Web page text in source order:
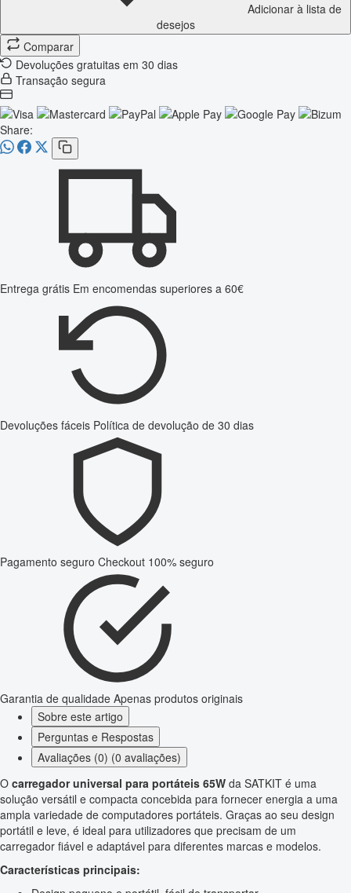
Adicionar à lista de
desejos
Comparar
Devoluções gratuitas em 30 dias
Transação segura
Share:
Entrega grátis Em encomendas superiores a 60€
Devoluções fáceis Política de devolução de 30 dias
Pagamento seguro Checkout 100% seguro
Garantia de qualidade Apenas produtos originais
Sobre este artigo
Perguntas e Respostas
Avaliações (0) (0 avaliações)
O carregador universal para portáteis 65W da SATKIT é uma
solução versátil e compacta concebida para fornecer energia a uma
ampla variedade de computadores portáteis. Graças ao seu design
portátil e leve, é ideal para utilizadores que precisam de um
carregador fiável e adaptável para diferentes marcas e modelos.
Características principais: